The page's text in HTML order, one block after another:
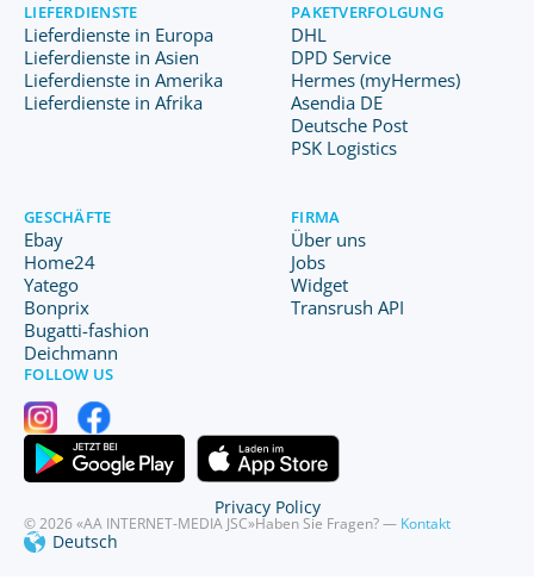
LIEFERDIENSTE
Lieferdienste in Europa
Lieferdienste in Asien
Lieferdienste in Amerika
Lieferdienste in Afrika
PAKETVERFOLGUNG
DHL
DPD Service
Hermes (myHermes)
Asendia DE
Deutsche Post
PSK Logistics
GESCHÄFTE
Ebay
Home24
Yatego
Bonprix
Bugatti-fashion
Deichmann
FIRMA
Über uns
Jobs
Widget
Transrush API
FOLLOW US
© 2026 «AA INTERNET-MEDIA JSC»Haben Sie Fragen? — Kontakt
Deutsch
Privacy Policy